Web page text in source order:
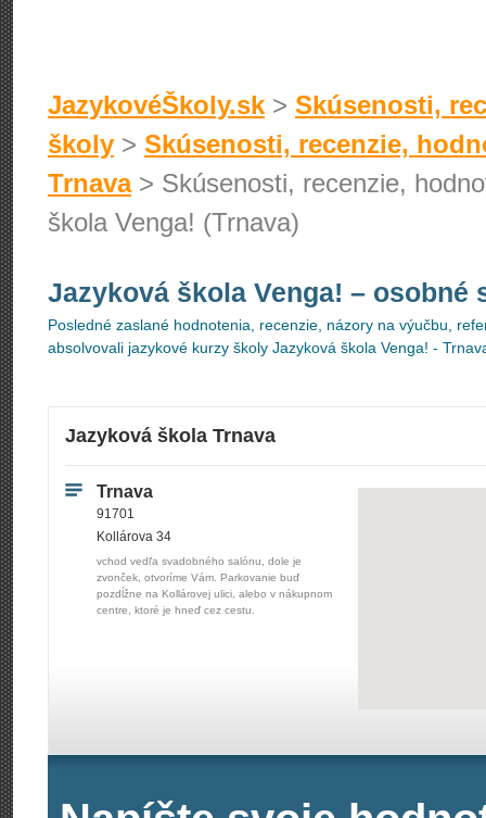
JazykovéŠkoly.sk > Skúsenosti,
školy > Skúsenosti, recenzie,
Trnava> Skúsenosti, recenzie,
škola Venga! (Trnava)
Jazyková škola Venga! – osobné
Posledné zaslané hodnotenia, recenzie, názory na výučbu,
absolvovali jazykové kurzy školy Jazyková škola Venga! -
Jazyková škola Trnava
Trnava
91701
Kollárova 34
vchod vedľa svadobného salónu, dole je
zvonček, otvoríme Vám. Parkovanie buď
pozdĺžne na Kollárovej ulici, alebo v nákupnom
centre, ktoré je hneď cez cestu.